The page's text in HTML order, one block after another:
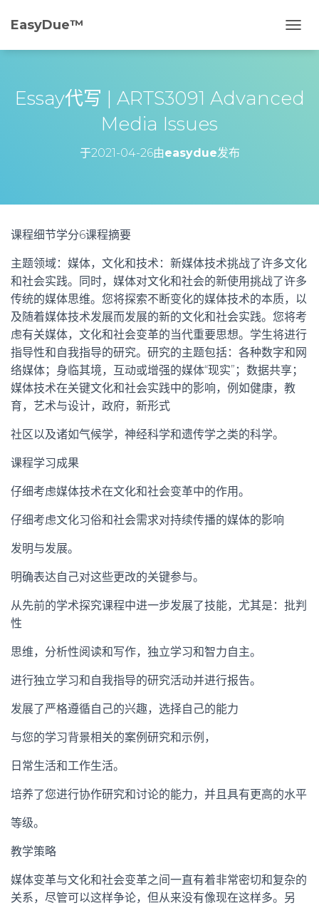
EasyDue™️
换
Essay代写 | ARTS3091 Advanced
Media Issues
于2021-04-26由easydue发布
课程细节学分6课程摘要
主题领域：媒体，文化和技术：新媒体技术挑战了许多文化
和社会实践。同时，媒体对文化和社会的新使用挑战了许多
传统的媒体思维。您将探索不断变化的媒体技术的本质，以
及随着媒体技术发展而发展的新的文化和社会实践。您将考
虑有关媒体，文化和社会变革的当代重要思想。学生将进行
指导性和自我指导的研究。研究的主题包括：各种数字和网
络媒体；身临其境，互动或增强的媒体“现实”；数据共享；
媒体技术在关键文化和社会实践中的影响，例如健康，教
育，艺术与设计，政府，新形式
社区以及诸如气候学，神经科学和遗传学之类的科学。
课程学习成果
仔细考虑媒体技术在文化和社会变革中的作用。
仔细考虑文化习俗和社会需求对持续传播的媒体的影响
发明与发展。
明确表达自己对这些更改的关键参与。
从先前的学术探究课程中进一步发展了技能，尤其是：批判
性
思维，分析性阅读和写作，独立学习和智力自主。
进行独立学习和自我指导的研究活动并进行报告。
发展了严格遵循自己的兴趣，选择自己的能力
与您的学习背景相关的案例研究和示例，
日常生活和工作生活。
培养了您进行协作研究和讨论的能力，并且具有更高的水平
等级。
教学策略
媒体变革与文化和社会变革之间一直有着非常密切和复杂的
关系，尽管可以这样争论，但从来没有像现在这样多。另